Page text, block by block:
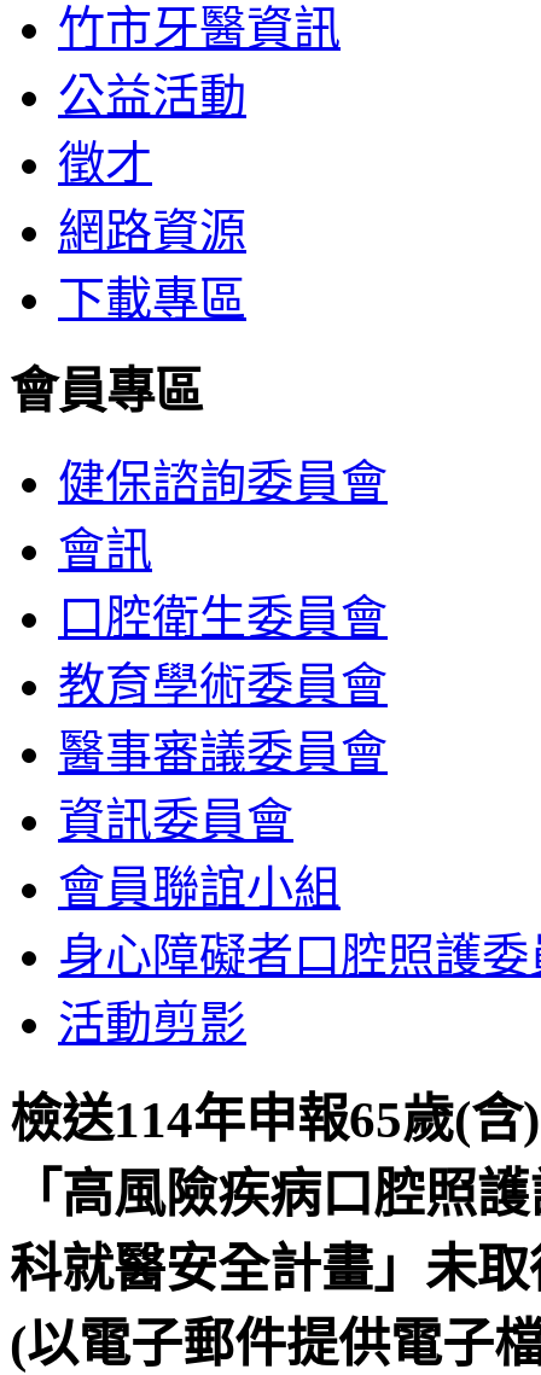
竹市牙醫資訊
公益活動
徵才
網路資源
下載專區
會員專區
健保諮詢委員會
會訊
口腔衛生委員會
教育學術委員會
醫事審議委員會
資訊委員會
會員聯誼小組
身心障礙者口腔照護委
活動剪影
檢送114年申報65歲(
「高風險疾病口腔照
科就醫安全計畫」未
(以電子郵件提供電子